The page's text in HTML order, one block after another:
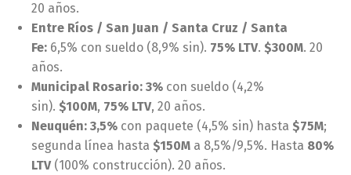
20 años.
Entre Ríos / San Juan / Santa Cruz / Santa
Fe: 6,5% con sueldo (8,9% sin). 75% LTV. $300M. 20
años.
Municipal Rosario: 3% con sueldo (4,2%
sin). $100M, 75% LTV, 20 años.
Neuquén: 3,5% con paquete (4,5% sin) hasta $75M;
segunda línea hasta $150M a 8,5%/9,5%. Hasta 80%
LTV(100% construcción). 20 años.